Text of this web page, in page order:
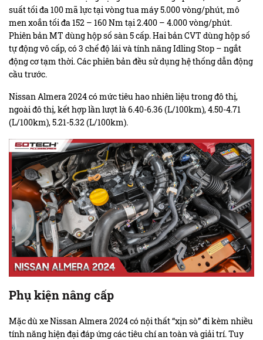
suất tối đa 100 mã lực tại vòng tua máy 5.000 vòng/phút, mô
men xoắn tối đa 152 – 160 Nm tại 2.400 – 4.000 vòng/phút.
Phiên bản MT dùng hộp số sàn 5 cấp. Hai bản CVT dùng hộp số
tự động vô cấp, có 3 chế độ lái và tính năng Idling Stop – ngắt
động cơ tạm thời. Các phiên bản đều sử dụng hệ thống dẫn động
cầu trước.
Nissan Almera 2024 có mức tiêu hao nhiên liệu trong đô thị,
ngoài đô thị, kết hợp lần lượt là 6.40-6.36 (L/100km), 4.50-4.71
(L/100km), 5.21-5.32 (L/100km).
Phụ kiện nâng cấp
Mặc dù xe Nissan Almera 2024 có nội thất “xịn sò” đi kèm nhiều
tính năng hiện đại đáp ứng các tiêu chí an toàn và giải trí. Tuy